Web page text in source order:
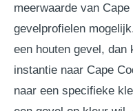
meerwaarde van
gevelprofielen
een houten gevel,
instantie naar Cape
naar een specifieke